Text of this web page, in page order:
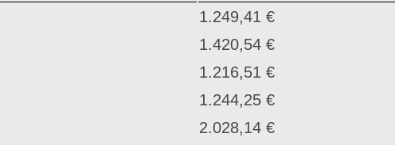
1.249,41 €
1.420,54 €
1.216,51 €
1.244,25 €
2.028,14 €